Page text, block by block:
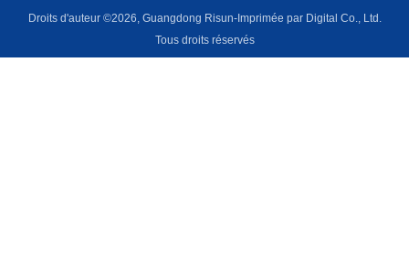
Droits d'auteur ©2026, Guangdong Risun-Imprimée par Digital Co., Ltd.
Tous droits réservés